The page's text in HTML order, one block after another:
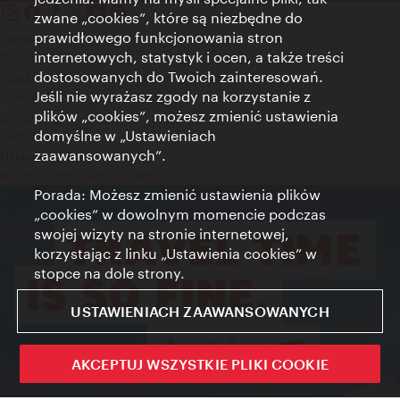
Kontakt
Credits
Zgoda na przetwarzanie danych osobowych
Terms of Use
Dostępność
Kontakt prasowy
Ustawienia cookies
zwane „cookies”, które są niezbędne do
prawidłowego funkcjonowania stron
internetowych, statystyk i ocen, a także treści
dostosowanych do Twoich zainteresowań.
Jeśli nie wyrażasz zgody na korzystanie z
plików „cookies”, możesz zmienić ustawienia
domyślne w „Ustawieniach
zaawansowanych”.
Porada: Możesz zmienić ustawienia plików
„cookies” w dowolnym momencie podczas
swojej wizyty na stronie internetowej,
korzystając z linku „Ustawienia cookies” w
stopce na dole strony.
USTAWIENIACH ZAAWANSOWANYCH
AKCEPTUJ WSZYSTKIE PLIKI COOKIE